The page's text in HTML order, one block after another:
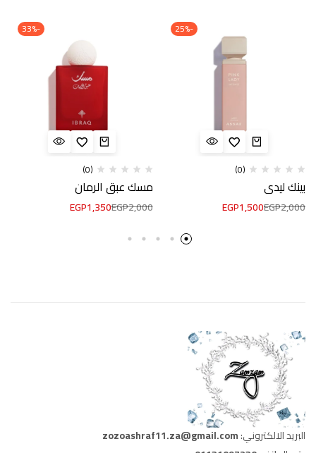
-25%
(0)
بينك ليدي
EGP2,000
EGP1,500
-33%
(0)
مسك عبق الرمان
EGP2,000
EGP1,350
البريد الالكتروني:zozoashraf11.za@gmail.com